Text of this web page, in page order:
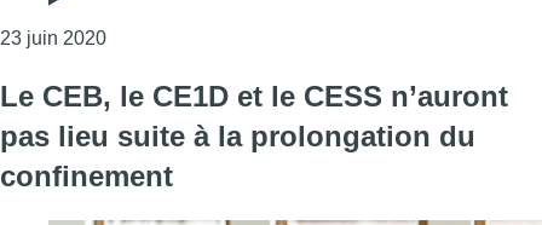
23 juin 2020Consulter l'article "225 élèves bruxellois passent
Le CEB, le CE1D et le CESS n’auront
pas lieu suite à la prolongation du
confinement